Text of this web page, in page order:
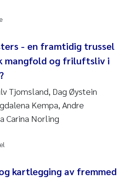
Kvanneid
Knudsen
- en framtidig trussel
mangfold og friluftsliv i
Tjomsland, Dag Øystein
Kempa, Andre
Carina Norling
kartlegging av fremmed